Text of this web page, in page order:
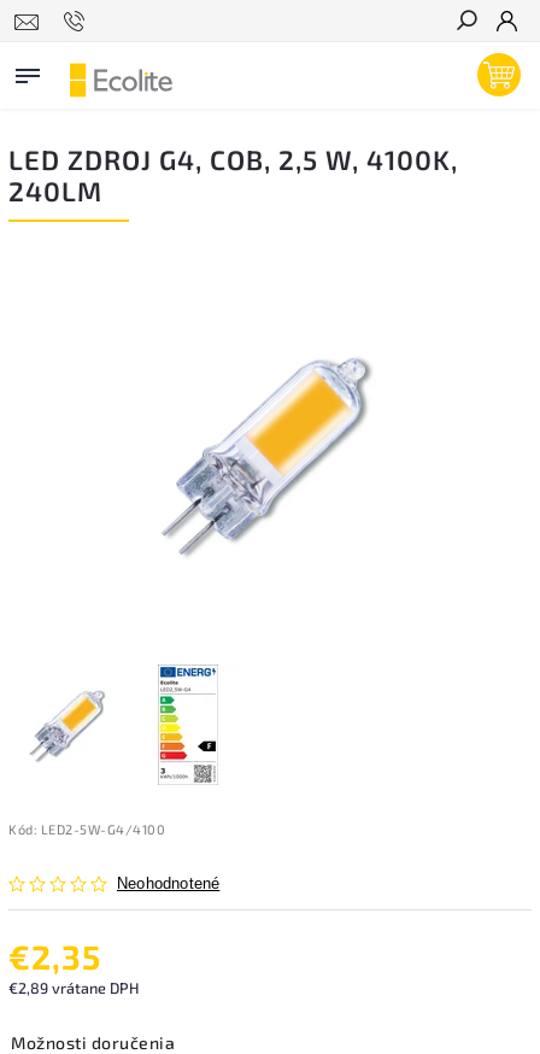
Hľadať
LED ZDROJ G4, COB, 2,5 W, 4100K,
240LM
Kód: LED2-5W-G4/4100
Neohodnotené
€2,35
€2,89 vrátane DPH
Možnosti doručenia